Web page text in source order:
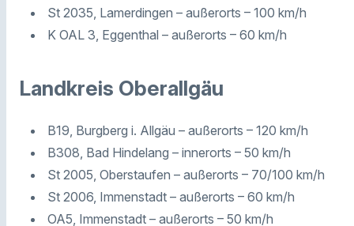
St 2035, Lamerdingen – außerorts – 100 km/h
K OAL 3, Eggenthal – außerorts – 60 km/h
Landkreis Oberallgäu
B19, Burgberg i. Allgäu – außerorts – 120 km/h
B308, Bad Hindelang – innerorts – 50 km/h
St 2005, Oberstaufen – außerorts – 70/100 km/h
St 2006, Immenstadt – außerorts – 60 km/h
OA5, Immenstadt – außerorts – 50 km/h